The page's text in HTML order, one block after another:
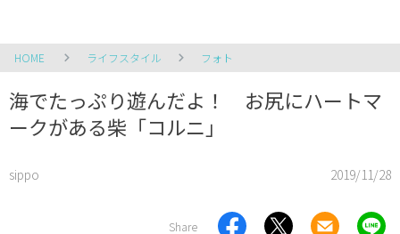
HOME ライフスタイル フォト
海でたっぷり遊んだよ！ お尻にハートマ
ークがある柴「コルニ」
sippo 2019/11/28
Share